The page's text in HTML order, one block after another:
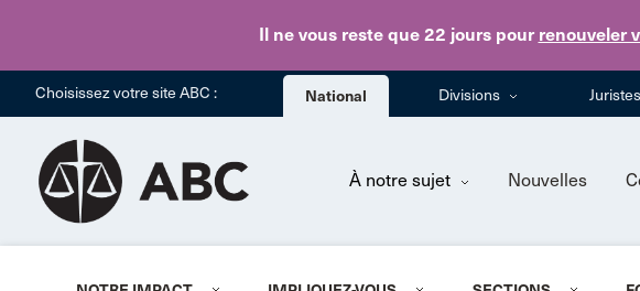
Il ne vous reste que 22 jourspour renouveler
Choisissez votre site ABC : National Divisions
À notre sujet Nouvelles